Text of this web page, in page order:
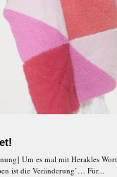
Um es mal mit Herakles
ist die Veränderung’… Für...